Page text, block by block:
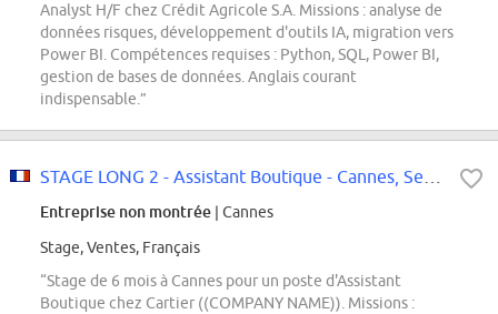
Analyst H/F chez Crédit Agricole S.A. Missions : analyse de
données risques, développement d'outils IA, migration vers
Power BI. Compétences requises : Python, SQL, Power BI,
gestion de bases de données. Anglais courant
indispensable.”
Entreprise non montrée | Cannes
Stage, Ventes, Français
“Stage de 6 mois à Cannes pour un poste d'Assistant
Boutique chez Cartier ((COMPANY NAME)). Missions :